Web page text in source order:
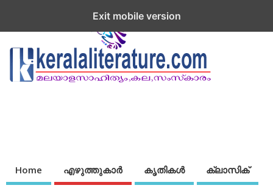
Home എഴുത്തുകാര്‍ കൃതികൾ ക്ലാസിക്
Exit mobile version